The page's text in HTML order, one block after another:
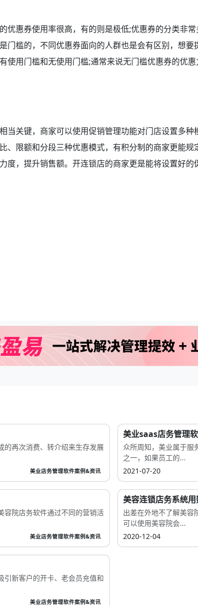
惠券使用率很高，有的则是极低;优惠券的分类非常
门槛的，不同优惠券面向的人群也是会有区别，想要
使用门槛和无使用门槛;通常来说无门槛优惠券的优
当关键，商家可以使用促销管理功能对门店设置多种
、限额和分段三种优惠模式，有积分制的商家更能规
度，提升销售额。开连锁店的商家更是能将设置好的
的再次消费、转介绍来生存发展
美业店务管理软件案例&资讯
美业saas店务管理
众所周知，美业属于服
之一，如果员工的...
2021-07-20
容院店务软件通过不同的营销活
美业店务管理软件案例&资讯
美容连锁店务系统用
出差在外地不了解美容
可以使用美容院会...
2020-12-04
引新客户的开卡、老会员充值和
美业店务管理软件案例&资讯